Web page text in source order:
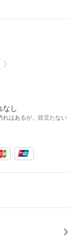
なし
れはあるが、目立たない